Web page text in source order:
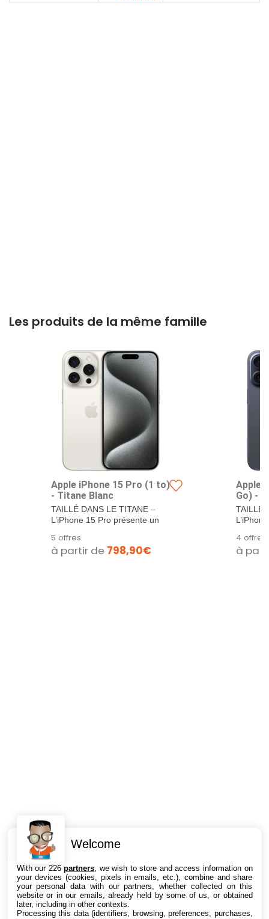
Les produits de la même famille
Apple iPhone 15 Pro (1 to)
- Titane Blanc
TAILLÉ DANS LE TITANE –
L’iPhone 15 Pro présente un
5 offres
à partir de 798,90€
Apple
Go) -
TAILLÉ
4 offres
à
Intéressant ? Partagez !
Welcome
With our 226partners , we wish to store and access information on
your devices (cookies, pixels in emails, etc.), combine and share
your personal data with our partners, whether collected on this
website or in our emails, already held by some of us, or obtained
later, including in other contexts.
Processing this data (identifiers, browsing, preferences, purchases,